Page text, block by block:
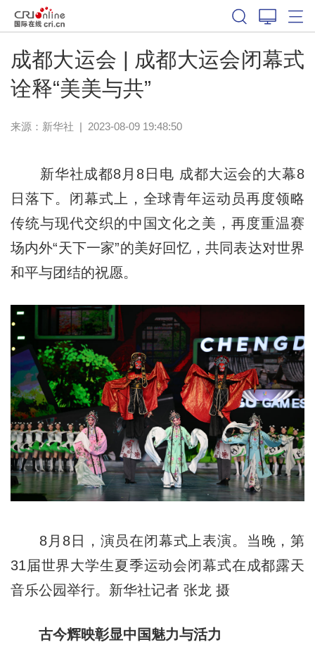
成都大运会 | 成都大运会闭幕式
诠释“美美与共”
来源： 新华社 | 2023-08-09 19:48:50
新华社成都8月8日电 成都大运会的大幕8
日落下。闭幕式上，全球青年运动员再度领略
传统与现代交织的中国文化之美，再度重温赛
场内外“天下一家”的美好回忆，共同表达对世界
和平与团结的祝愿。
8月8日，演员在闭幕式上表演。当晚，第
31届世界大学生夏季运动会闭幕式在成都露天
音乐公园举行。新华社记者 张龙 摄
古今辉映彰显中国魅力与活力